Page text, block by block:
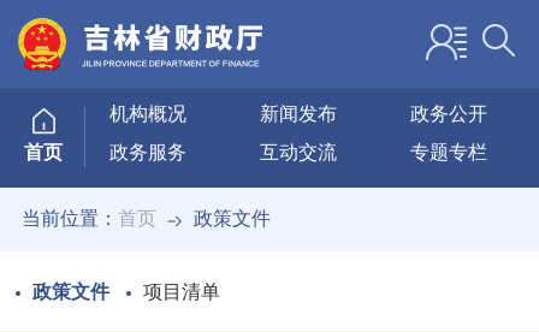
首页
机构概况 新闻发布
政务公开
政务服务
互动交流 专题专栏
当前位置：首页 政策文件
政策文件 项目清单